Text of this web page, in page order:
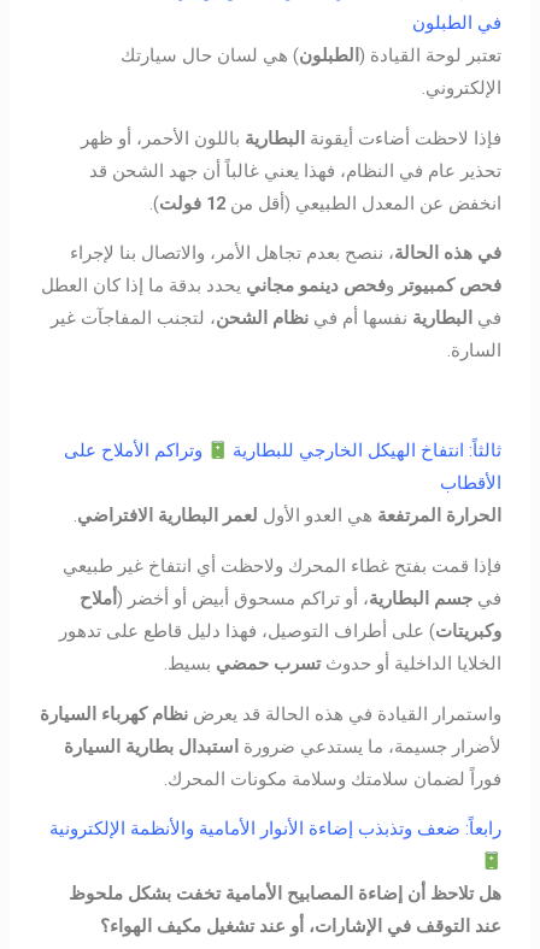
في الطبلون
تعتبر لوحة القيادة ( الطبلون) هي لسان حال سيارتك
الإلكتروني.
فإذا لاحظت أضاءت أيقونة البطارية باللون الأحمر، أو ظهر
تحذير عام في النظام، فهذا يعني غالباً أن جهد الشحن قد
انخفض عن المعدل الطبيعي (أقل من12 فولت ).
في هذه الحالة، ننصح بعدم تجاهل الأمر، والاتصال بنا لإجراء
فحص كمبيوتر وفحص دينمو مجاني يحدد بدقة ما إذا كان العطل
في البطارية نفسها أم فينظام الشحن، لتجنب المفاجآت غير
السارة.
ثالثاً: انتفاخ الهيكل الخارجي للبطارية
وتراكم الأملاح على
الأقطاب
الحرارة المرتفعة هي العدو الأول لعمر البطارية الافتراضي.
فإذا قمت بفتح غطاء المحرك ولاحظت أي انتفاخ غير طبيعي
فيجسم البطارية، أو تراكم مسحوق أبيض أو أخضر ( أملاح
وكبريتات) على أطراف التوصيل، فهذا دليل قاطع على تدهور
الخلايا الداخلية أو حدوثتسرب حمضي بسيط.
واستمرار القيادة في هذه الحالة قد يعرضنظام كهرباء السيارة
لأضرار جسيمة، ما يستدعي ضرورة استبدال بطارية السيارة
فوراً لضمان سلامتك وسلامة مكونات المحرك.
رابعاً: ضعف وتذبذب إضاءة الأنوار الأمامية والأنظمة الإلكترونية
هل تلاحظ أن إضاءة المصابيح الأمامية تخفت بشكل ملحوظ
عند التوقف في الإشارات، أو عند تشغيل مكيف الهواء؟